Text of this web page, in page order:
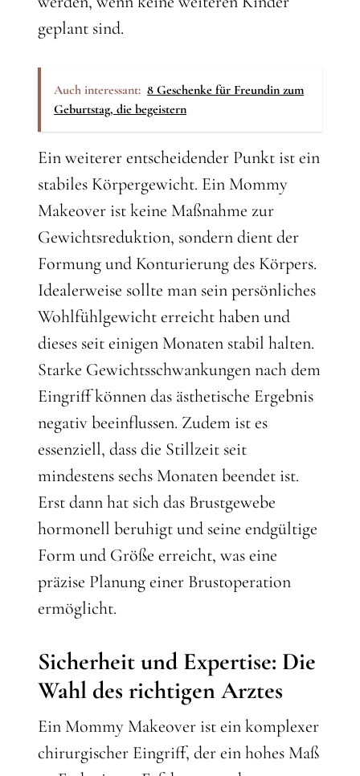
geplant sind.
Auch interessant: 8 Geschenke für Freundin zum
Geburtstag, die begeistern
Ein weiterer entscheidender Punkt ist ein
stabiles Körpergewicht. Ein Mommy
Makeover ist keine Maßnahme zur
Gewichtsreduktion, sondern dient der
Formung und Konturierung des Körpers.
Idealerweise sollte man sein persönliches
Wohlfühlgewicht erreicht haben und
dieses seit einigen Monaten stabil halten.
Starke Gewichtsschwankungen nach dem
Eingriff können das ästhetische Ergebnis
negativ beeinflussen. Zudem ist es
essenziell, dass die Stillzeit seit
mindestens sechs Monaten beendet ist.
Erst dann hat sich das Brustgewebe
hormonell beruhigt und seine endgültige
Form und Größe erreicht, was eine
präzise Planung einer Brustoperation
ermöglicht.
Sicherheit und Expertise: Die
Wahl des richtigen Arztes
Ein Mommy Makeover ist ein komplexer
chirurgischer Eingriff, der ein hohes Maß